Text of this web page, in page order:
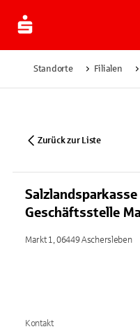
Standorte Filialen
Zurück zur Liste
Salzlandsparkasse
Geschäftsstelle
Markt 1, 06449 Aschersleben
Kontakt